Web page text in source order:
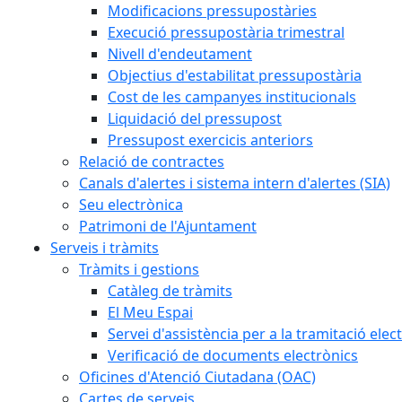
Modificacions pressupostàries
Execució pressupostària trimestral
Nivell d'endeutament
Objectius d'estabilitat pressupostària
Cost de les campanyes institucionals
Liquidació del pressupost
Pressupost exercicis anteriors
Relació de contractes
Canals d'alertes i sistema intern d'alertes (SIA)
Seu electrònica
Patrimoni de l'Ajuntament
Serveis i tràmits
Tràmits i gestions
Catàleg de tràmits
El Meu Espai
Servei d'assistència per a la tramitació
Verificació de documents electrònics
Oficines d'Atenció Ciutadana (OAC)